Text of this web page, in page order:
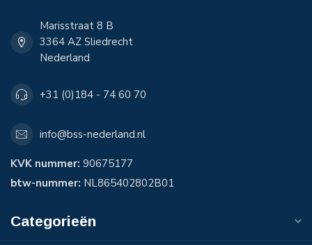
Marisstraat 8 B
3364 AZ Sliedrecht
Nederland
+31 (0)184 - 74 60 70
info@bss-nederland.nl
KVK nummer: 90675177
btw-nummer: NL865402802B01
Categorieën